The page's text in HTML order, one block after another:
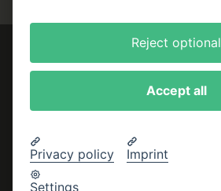
Impressum
Datenschutzerklärung
Reject optional
Accept all
Privacy policy Imprint
Settings